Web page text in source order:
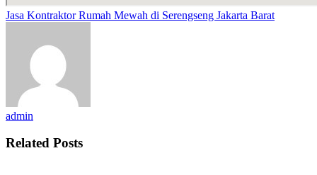
Jasa Kontraktor Rumah Mewah di Serengseng Jakarta Barat
admin
Related Posts